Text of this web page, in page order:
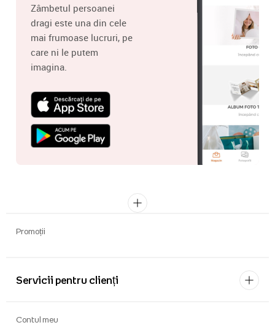
Zâmbetul persoanei
dragi este una din cele
mai frumoase lucruri, pe
care ni le putem
imagina.
Promoții
Servicii pentru clienți
Contul meu